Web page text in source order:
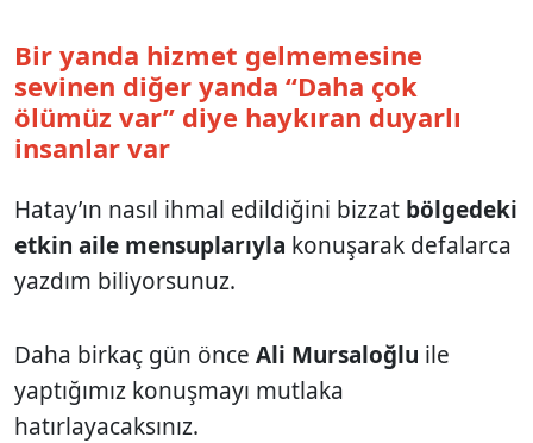
Bir yanda hizmet gelmemesine
sevinen diğer yanda “Daha çok
ölümüz var” diye haykıran duyarlı
insanlar var
Hatay’ın nasıl ihmal edildiğini bizzat bölgedeki
etkin aile mensuplarıyla konuşarak defalarca
yazdım biliyorsunuz.
Daha birkaç gün önce Ali Mursaloğlu ile
yaptığımız konuşmayı mutlaka
hatırlayacaksınız.